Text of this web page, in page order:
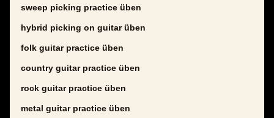
sweep picking practice üben
hybrid picking on guitar üben
folk guitar practice üben
country guitar practice üben
rock guitar practice üben
metal guitar practice üben